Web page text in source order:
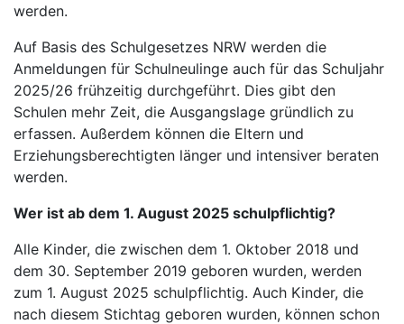
werden.
Auf Basis des Schulgesetzes NRW werden die
Anmeldungen für Schulneulinge auch für das Schuljahr
2025/26 frühzeitig durchgeführt. Dies gibt den
Schulen mehr Zeit, die Ausgangslage gründlich zu
erfassen. Außerdem können die Eltern und
Erziehungsberechtigten länger und intensiver beraten
werden.
Wer ist ab dem 1. August 2025 schulpflichtig?
Alle Kinder, die zwischen dem 1. Oktober 2018 und
dem 30. September 2019 geboren wurden, werden
zum 1. August 2025 schulpflichtig. Auch Kinder, die
nach diesem Stichtag geboren wurden, können schon